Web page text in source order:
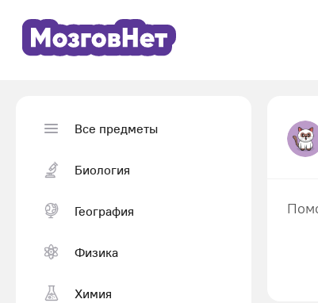
Все предметы
Биология
География
Физика
Химия